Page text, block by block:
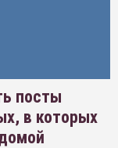
посты
в которых